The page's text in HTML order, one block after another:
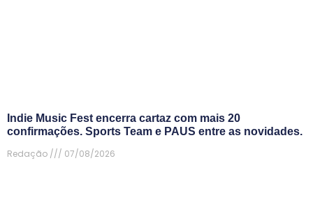
Indie Music Fest encerra cartaz com mais 20
confirmações. Sports Team e PAUS entre as novidades.
Redação
07/08/2026